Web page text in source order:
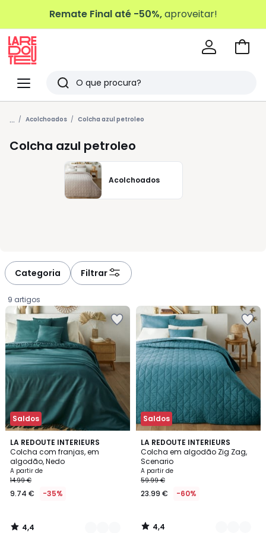
Remate Final até -50%,aproveitar!
Menu
Redoute
Pesquisar
Últimos
artigos
vistos
Ir
... Acolchoados Colcha azul petroleo
Colcha azul petroleo
Acolchoados
Categoria Filtrar
9 artigos
Saldos
LA REDOUTE INTERIEURS
Colcha com franjas, em
algodão, Nedo
Preço
a
partir
9.74
A partir de
14.99 €
9.74 € -35%
4,4
/ 5
12
Cores
4,4
Saldos
LA REDOUTE INTERIEURS
Colcha em algodão Zig Zag,
Scenario
A partir de
59.99 €
23.99 € -60%
4,4
/ 5
8
Cores
4,4
/